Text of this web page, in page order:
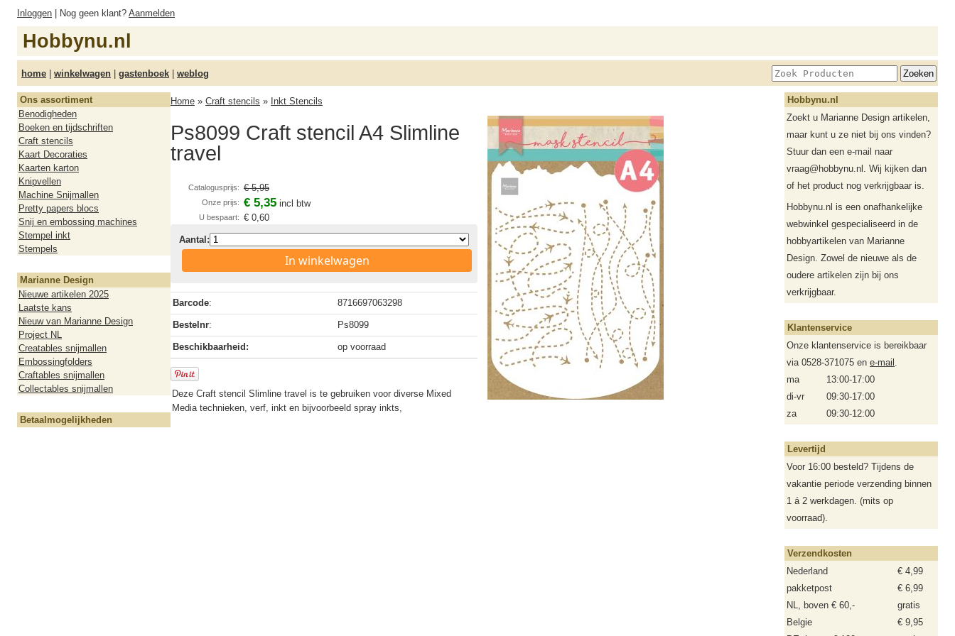
Inloggen | Nog geen klant? Aanmelden
Hobbynu.nl
home | winkelwagen | gastenboek | weblog
Ons assortiment
Benodigheden
Boeken en tijdschriften
Craft stencils
Kaart Decoraties
Kaarten karton
Knipvellen
Machine Snijmallen
Pretty papers blocs
Snij en embossing machines
Stempel inkt
Stempels
Marianne Design
Nieuwe artikelen 2025
Laatste kans
Nieuw van Marianne Design
Project NL
Creatables snijmallen
Embossingfolders
Craftables snijmallen
Collectables snijmallen
Betaalmogelijkheden
Home » Craft stencils » Inkt Stencils
Ps8099 Craft stencil A4 Slimline
travel
Catalogusprijs: € 5,95
Onze prijs: € 5,35 incl btw
U bespaart: € 0,60
Aantal:
In winkelwagen
Barcode: 8716697063298
Bestelnr: Ps8099
Beschikbaarheid: op voorraad
Deze Craft stencil Slimline travel is te gebruiken voor diverse Mixed
Media technieken, verf, inkt en bijvoorbeeld spray inkts,
Hobbynu.nl
Zoekt u Marianne Design artikelen,
maar kunt u ze niet bij ons vinden?
Stuur dan een e-mail naar
vraag@hobbynu.nl. Wij kijken dan
of het product nog verkrijgbaar is.
Hobbynu.nl is een onafhankelijke
webwinkel gespecialiseerd in de
hobbyartikelen van Marianne
Design. Zowel de nieuwe als de
oudere artikelen zijn bij ons
verkrijgbaar.
Klantenservice
Onze klantenservice is bereikbaar
via 0528-371075 en e-mail .
ma
13:00-17:00
di-vr
09:30-17:00
za
09:30-12:00
Levertijd
Voor 16:00 besteld? Tijdens de
vakantie periode verzending binnen
1 á 2 werkdagen. (mits op
voorraad).
Verzendkosten
Nederland
€ 4,99
pakketpost
€ 6,99
NL, boven € 60,-
gratis
Belgie
€ 9,95